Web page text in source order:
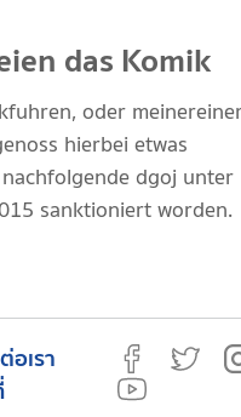
das Komik
oder
hierbei etwas
dgoj unter
sanktioniert worden.
อเรา